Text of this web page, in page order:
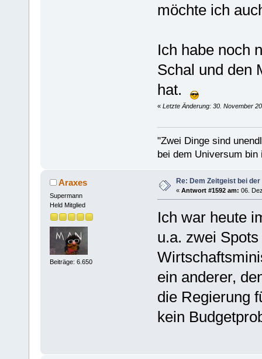
möchte ich
Ich habe noch
Schal und den
hat.
« Letzte Änderung: 30. November
"Zwei Dinge sind
bei dem Universum
Araxes
Supermann
Held Mitglied
Beiträge: 6.650
Re: Dem Zeitgeist bei
« Antwort #1592 am: 06.
Ich war heute
u.a. zwei
ein anderer,
die Regierung
kein